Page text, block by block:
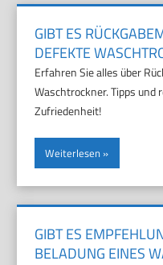
GIBT ES
DEFEKTE
Erfahren Sie alles über
Waschtrockner. Tipps
Zufriedenheit!
Weiterlesen
GIBT ES
BELADUNG EINES